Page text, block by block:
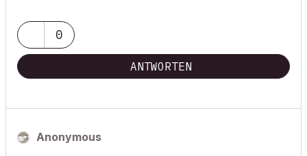
0
ANTWORTEN
Anonymous